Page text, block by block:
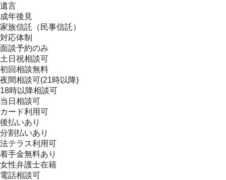
遺言
成年後見
家族信託（民事信託）
対応体制
面談予約のみ
土日祝相談可
初回相談無料
夜間相談可(21時以降)
18時以降相談可
当日相談可
カード利用可
後払いあり
分割払いあり
法テラス利用可
着手金無料あり
女性弁護士在籍
電話相談可